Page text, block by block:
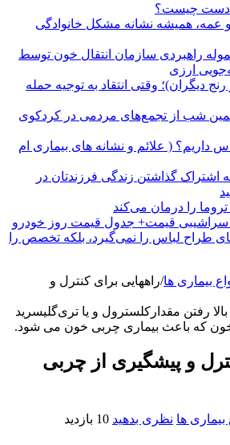
دست چیست؟
عمه، همیشه نشانه مشکل خانوادگی
راهبردی سازمان انتقال خون توسط
ارزی
دیگران)؛ وقتی انتقاد به توجیه حمله
شب از تجمع‌های مردمی در کردکوی
داریم؟ ( علائم و نشانه های بیماری ام
اشتراک گذاشتن زندگی فرزندتان در
را درمان می‌کند
سراشیبی قیمت+ جدول قیمت روز خودرو
لباس را نمی‌گیرد، بلکه تخصص را
بیماری ها/راههایی برای کنترل و
رفتن مقدارکلسترول و یا تری‌گلیسرید
خون که باعث بیماری چربی خون می شود.
و پیشگیری از چربی
بیماری ها نظری بدهید 10 بازدید